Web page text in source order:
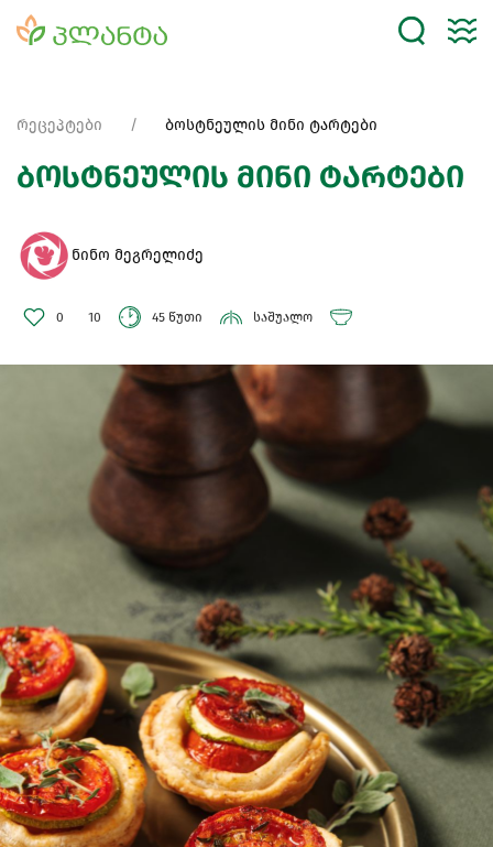
რეცეპტები ბოსტნეულის მინი ტარტები
ბოსტნეულის მინი ტარტები
ნინო მეგრელიძე
0 10 45 წუთი საშუალო